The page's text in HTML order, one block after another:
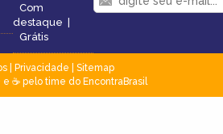
Com
destaque
Grátis
| Privacidade
Sitemap
☕ pelo time do EncontraBrasil